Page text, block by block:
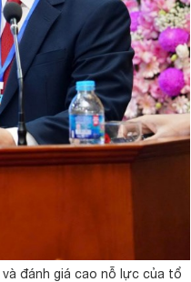
đánh giá cao nỗ lực của tổ